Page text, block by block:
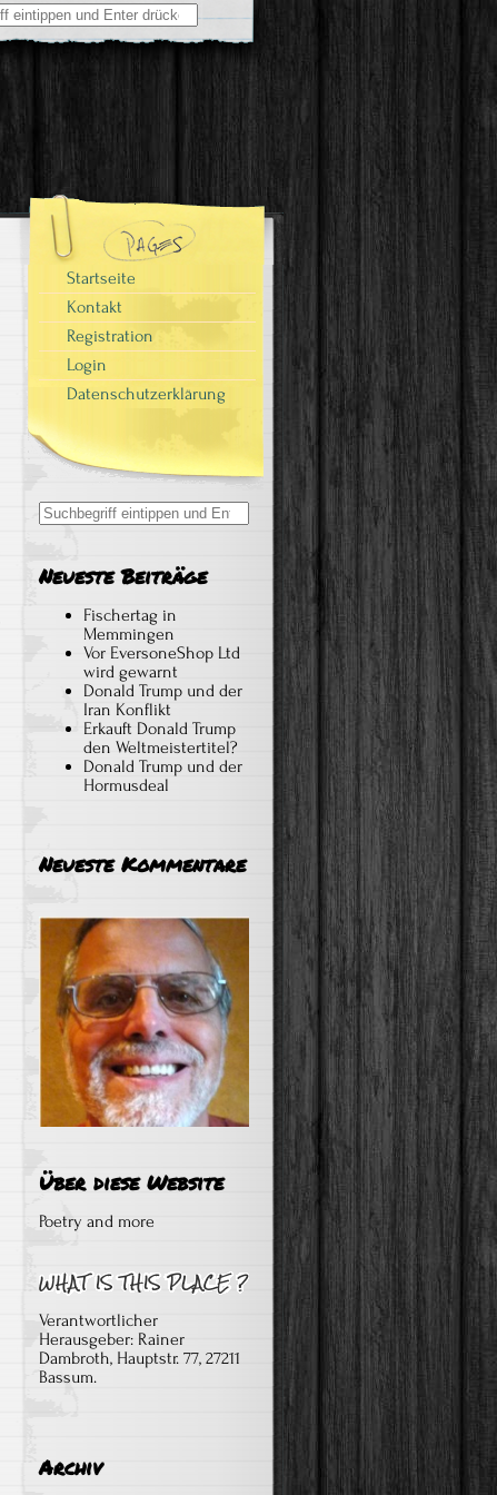
Startseite
Kontakt
Registration
Login
Datenschutzerklärung
Search
for:
Neueste Beiträge
Fischertag in
Memmingen
Vor EversoneShop Ltd
wird gewarnt
Donald Trump und der
Iran Konflikt
Erkauft Donald Trump
den Weltmeistertitel?
Donald Trump und der
Hormusdeal
Neueste Kommentare
Über diese Website
Poetry and more
Verantwortlicher
Herausgeber: Rainer
Dambroth, Hauptstr. 77, 27211
Bassum.
Archiv